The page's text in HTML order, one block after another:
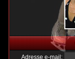
Adresse e-mail: